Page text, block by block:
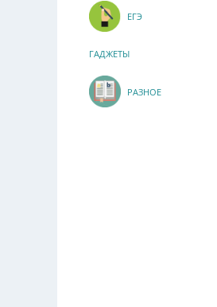
ЕГЭ
ГАДЖЕТЫ
РАЗНОЕ